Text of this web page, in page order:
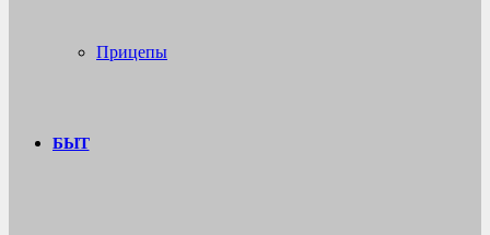
Прицепы
БЫТ